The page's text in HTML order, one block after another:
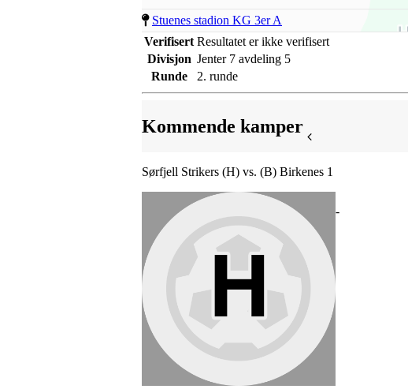
Stuenes stadion KG 3er A
Verifisert Resultatet er ikke verifisert
Divisjon Jenter 7 avdeling 5
Runde
2. runde
Kommende kamper
Sørfjell Strikers (H) vs. (B) Birkenes 1
-